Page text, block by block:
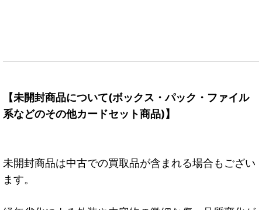
【未開封商品について(ボックス・パック・ファイル
系などのその他カードセット商品)】
未開封商品は中古での買取品が含まれる場合もござい
ます。